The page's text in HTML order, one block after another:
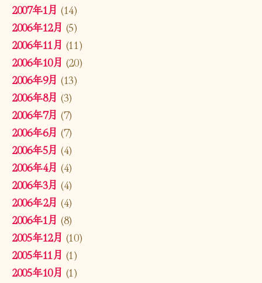
2007年1月 (14)
2006年12月 (5)
2006年11月 (11)
2006年10月 (20)
2006年9月 (13)
2006年8月 (3)
2006年7月 (7)
2006年6月 (7)
2006年5月 (4)
2006年4月 (4)
2006年3月 (4)
2006年2月 (4)
2006年1月 (8)
2005年12月 (10)
2005年11月 (1)
2005年10月 (1)